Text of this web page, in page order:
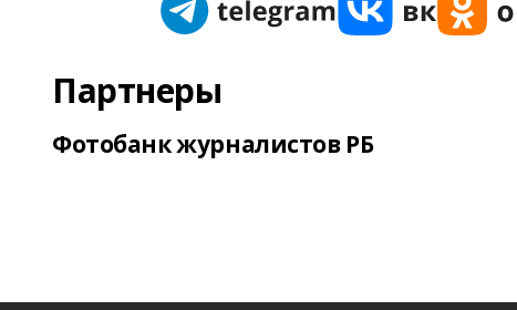
Партнеры
Фотобанк журналистов РБ